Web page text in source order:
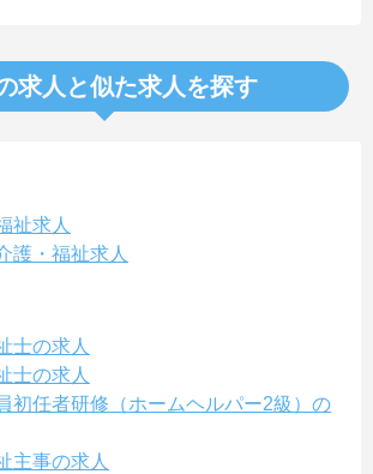
求人と似た求人を探す
祉求人
護・福祉求人
士の求人
士の求人
初任者研修（ホームヘルパー2級）の
主事の求人